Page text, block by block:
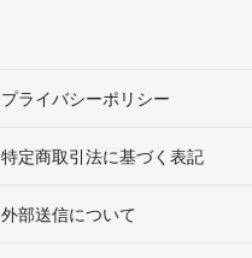
プライバシーポリシー
特定商取引法に基づく表記
外部送信について